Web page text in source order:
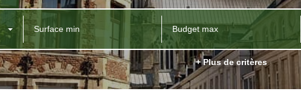
+ Plus de critères